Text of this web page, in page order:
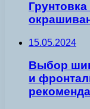
15.05.2024
Выбор
и